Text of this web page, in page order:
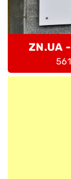
ZN.UA